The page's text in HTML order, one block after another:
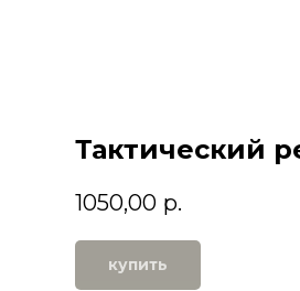
Тактический
1050,00 р.
купить